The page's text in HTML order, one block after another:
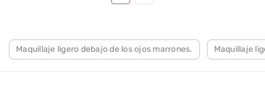
Maquillaje ligero debajo de los ojos marrones. Maquillaje